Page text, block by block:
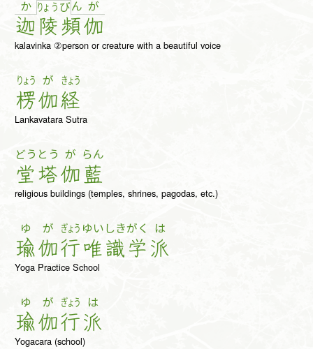
か
迦
りょ う
陵
びん
頻
が
伽
kalavinka ②person or creature with a beautiful voice
りょう
楞
が
伽
きょう
経
Lankavatara Sutra
どう
堂
とう
塔
が
伽
らん
藍
religious buildings (temples, shrines, pagodas, etc.)
ゆ
瑜
が
伽
ぎょう
行
ゆい
唯
しき
識
がく
学
は
派
Yoga Practice School
ゆ
瑜
が
伽
ぎょう
行
は
派
Yogacara (school)